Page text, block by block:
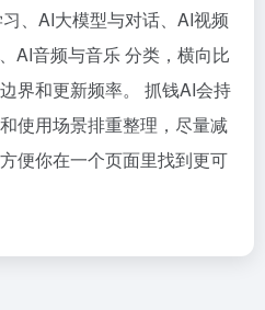
、AI大模型与对话、AI视频
AI音频与音乐 分类，横向比
界和更新频率。 抓钱AI会持
使用场景排重整理，尽量减
便你在一个页面里找到更可